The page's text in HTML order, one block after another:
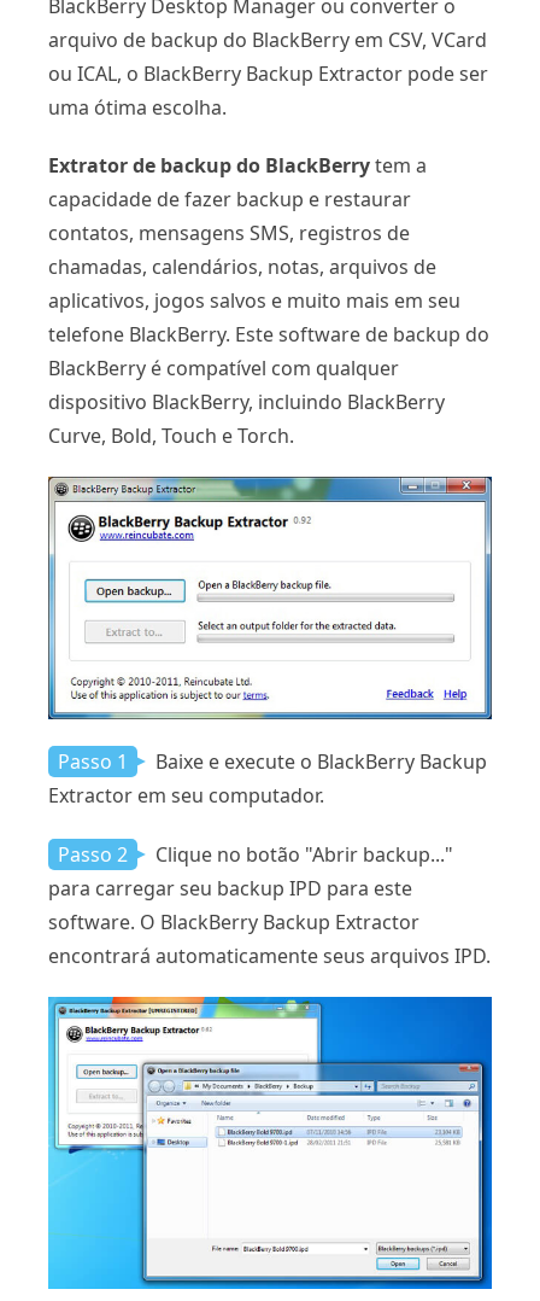
BlackBerry Desktop Manager ou converter o
arquivo de backup do BlackBerry em CSV, VCard
ou ICAL, o BlackBerry Backup Extractor pode ser
uma ótima escolha.
Extrator de backup do BlackBerrytem a
capacidade de fazer backup e restaurar
contatos, mensagens SMS, registros de
chamadas, calendários, notas, arquivos de
aplicativos, jogos salvos e muito mais em seu
telefone BlackBerry. Este software de backup do
BlackBerry é compatível com qualquer
dispositivo BlackBerry, incluindo BlackBerry
Curve, Bold, Touch e Torch.
Passo 1
Baixe e execute o BlackBerry Backup
Extractor em seu computador.
Passo 2
Clique no botão "Abrir backup..."
para carregar seu backup IPD para este
software. O BlackBerry Backup Extractor
encontrará automaticamente seus arquivos IPD.